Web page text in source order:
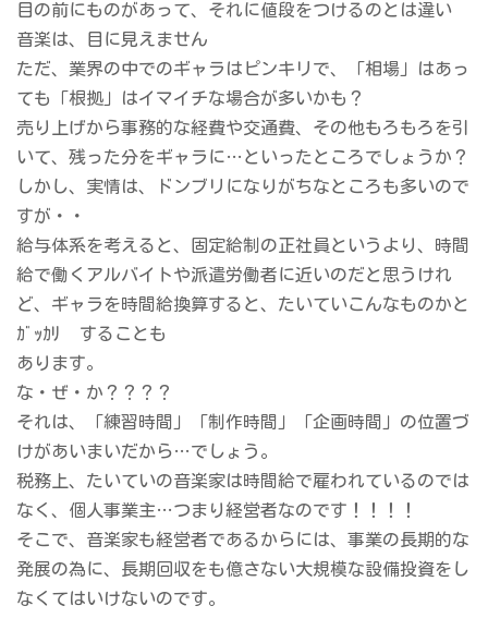
目の前にものがあって、それに値段をつけるのとは違い
音楽は、目に見えません
ただ、業界の中でのギャラはピンキリで、「相場」はあっ
ても「根拠」はイマイチな場合が多いかも？
売り上げから事務的な経費や交通費、その他もろもろを引
いて、残った分をギャラに…といったところでしょうか？
しかし、実情は、ドンブリになりがちなところも多いので
すが・・
給与体系を考えると、固定給制の正社員というより、時間
給で働くアルバイトや派遣労働者に近いのだと思うけれ
ど、ギャラを時間給換算すると、たいていこんなものかと
ｶﾞｯｶﾘ
することも
あります。
な・ぜ・か？？？？
それは、「練習時間」「制作時間」「企画時間」の位置づ
けがあいまいだから…でしょう。
税務上、たいていの音楽家は時間給で雇われているのでは
なく、個人事業主…つまり経営者なのです！！！！
そこで、音楽家も経営者であるからには、事業の長期的な
発展の為に、長期回収をも億さない大規模な設備投資をし
なくてはいけないのです。